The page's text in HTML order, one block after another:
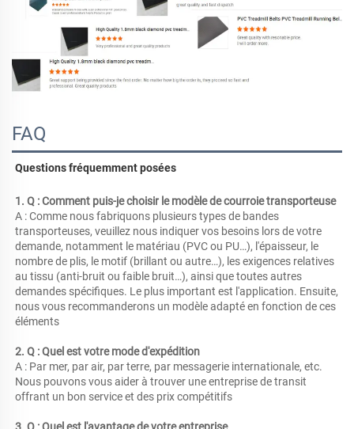
FAQ
Questions fréquemment posées
1. Q : Comment puis-je choisir le modèle de courroie transporteuse
A : Comme nous fabriquons plusieurs types de bandes
transporteuses, veuillez nous indiquer vos besoins lors de votre
demande, notamment le matériau (PVC ou PU…), l'épaisseur, le
nombre de plis, le motif (brillant ou autre…), les exigences relatives
au tissu (anti-bruit ou faible bruit…), ainsi que toutes autres
demandes spécifiques. Le plus important est l'application. Ensuite,
nous vous recommanderons un modèle adapté en fonction de ces
éléments
2. Q : Quel est votre mode d'expédition
A : Par mer, par air, par terre, par messagerie internationale, etc.
Nous pouvons vous aider à trouver une entreprise de transit
offrant un bon service et des prix compétitifs
3. Q : Quel est l'avantage de votre entreprise